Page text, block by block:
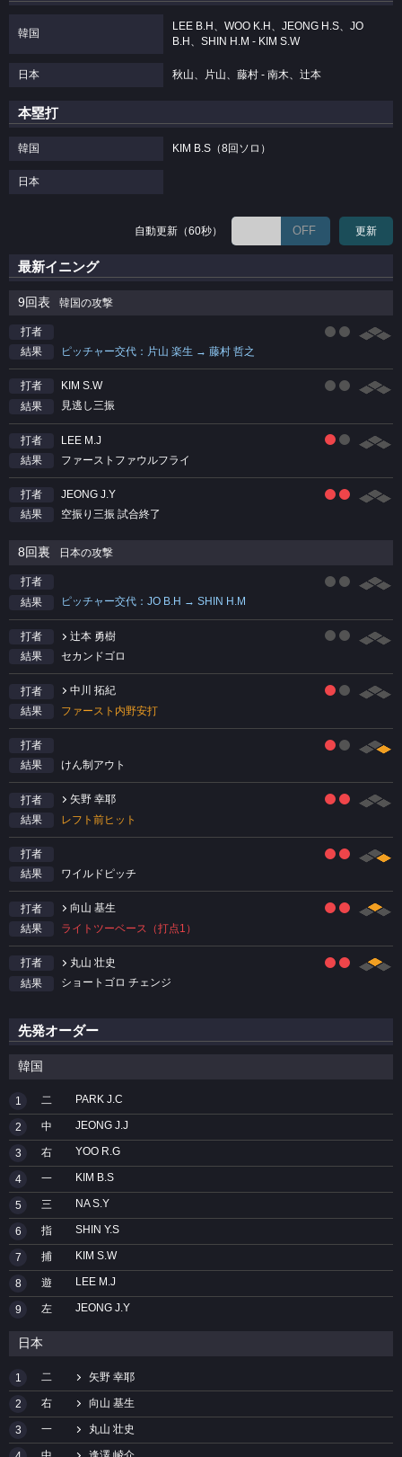
韓国
LEE B.H、WOO K.H、JEONG H.S、JO
B.H、SHIN H.M - KIM S.W
日本 秋山、片山、藤村 - 南木、辻本
本塁打
韓国 KIM B.S（8回ソロ）
日本
自動更新（60秒） OFF 更新
最新イニング
9回表 韓国の攻撃
打者
結果
ピッチャー交代：片山 楽生 → 藤村 哲之
打者
KIM S.W
結果
見逃し三振
打者
LEE M.J
結果
ファーストファウルフライ
打者
JEONG J.Y
結果
空振り三振 試合終了
8回裏 日本の攻撃
打者
結果
ピッチャー交代：JO B.H → SHIN H.M
打者
辻本 勇樹
結果
セカンドゴロ
打者
中川 拓紀
結果
ファースト内野安打
打者
結果
けん制アウト
打者
矢野 幸耶
結果
レフト前ヒット
打者
結果
ワイルドピッチ
打者
向山 基生
結果
ライトツーベース（打点1）
打者
丸山 壮史
結果
ショートゴロ チェンジ
先発オーダー
韓国
1 二 PARK J.C
2 中 JEONG J.J
3 右 YOO R.G
4 一 KIM B.S
5 三 NA S.Y
6 指 SHIN Y.S
7 捕 KIM S.W
8 遊 LEE M.J
9 左 JEONG J.Y
日本
1 二 矢野 幸耶
2 右 向山 基生
3 一 丸山 壮史